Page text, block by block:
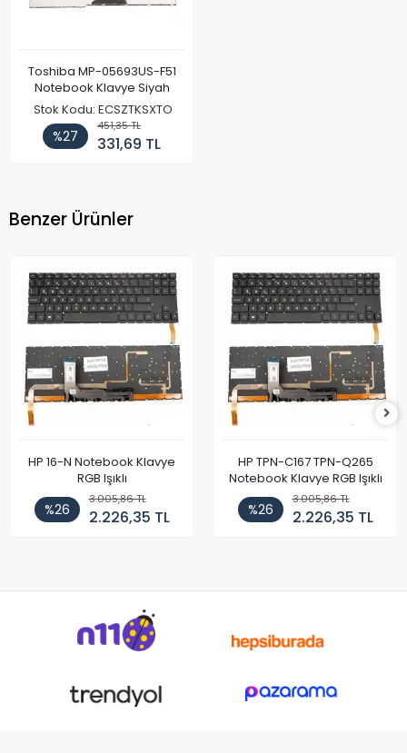
Toshiba MP-05693US-F51
Notebook Klavye Siyah
Stok Kodu: ECSZTKSXTO
%27
451,35 TL
331,69 TL
Benzer Ürünler
HP 16-N Notebook Klavye
RGB Işıklı
%26
3.005,86 TL
2.226,35 TL
HP TPN-C167 TPN-Q265
Notebook Klavye RGB Işıklı
%26
3.005,86 TL
2.226,35 TL